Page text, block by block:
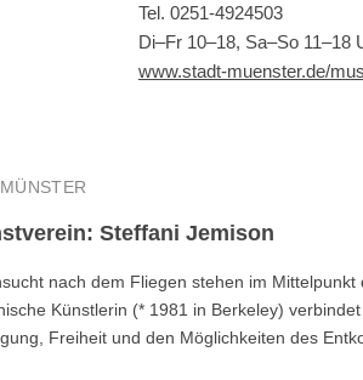
Tel. 0251-4924503
Di–Fr 10–18, Sa–So 11–18
www.stadt-muenster.de/
Steffani Jemison
nach dem Fliegen stehen im
Künstlerin (* 1981 in Berkeley)
Freiheit und den Möglichkeiten des